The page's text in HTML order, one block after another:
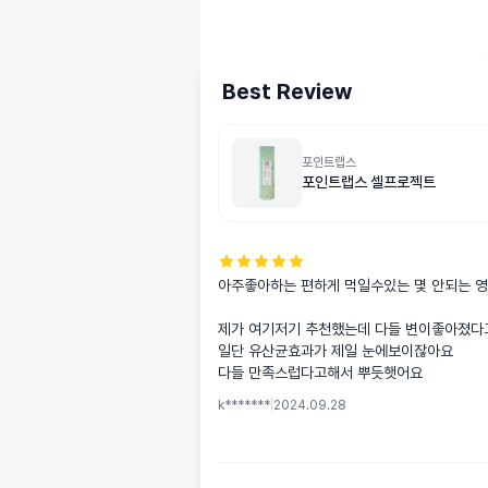
Best Review
포인트랩스
포인트랩스 셀프로젝트
아주좋아하는 편하게 먹일수있는 몇 안되는
제가 여기저기 추천했는데 다들 변이좋아졌다
일단 유산균효과가 제일 눈에보이잖아요
다들 만족스럽다고해서 뿌듯햇어요
k******* 2024.09.28